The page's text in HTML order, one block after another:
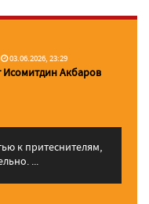
03.06.2026, 23:29
Исомитдин Акбаров
к притеснителям,
...